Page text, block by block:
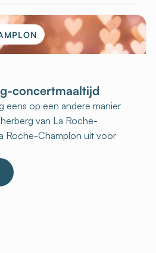
concertmaaltijd
eens op een andere manier
van La Roche-
Roche-Champlon uit voor